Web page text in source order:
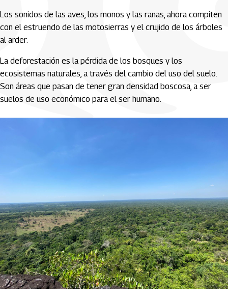
Los sonidos de las aves, los monos y las ranas, ahora compiten
con el estruendo de las motosierras y el crujido de los árboles
al arder.
La deforestación es la pérdida de los bosques y los
ecosistemas naturales, a través del cambio del uso del suelo.
Son áreas que pasan de tener gran densidad boscosa, a ser
suelos de uso económico para el ser humano.